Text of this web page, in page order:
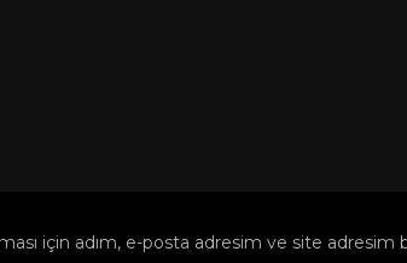
için adım, e-posta adresim ve site adresim